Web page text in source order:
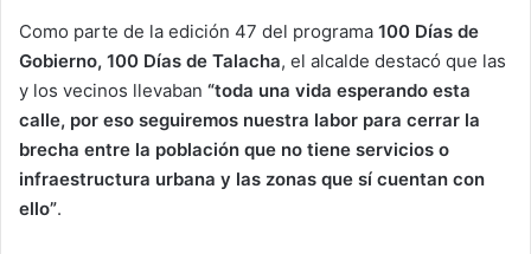
Como parte de la edición 47 del programa 100 Días de
Gobierno, 100 Días de Talacha, el alcalde destacó que las
y los vecinos llevaban “toda una vida esperando esta
calle, por eso seguiremos nuestra labor para cerrar la
brecha entre la población que no tiene servicios o
infraestructura urbana y las zonas que sí cuentan con
ello”.